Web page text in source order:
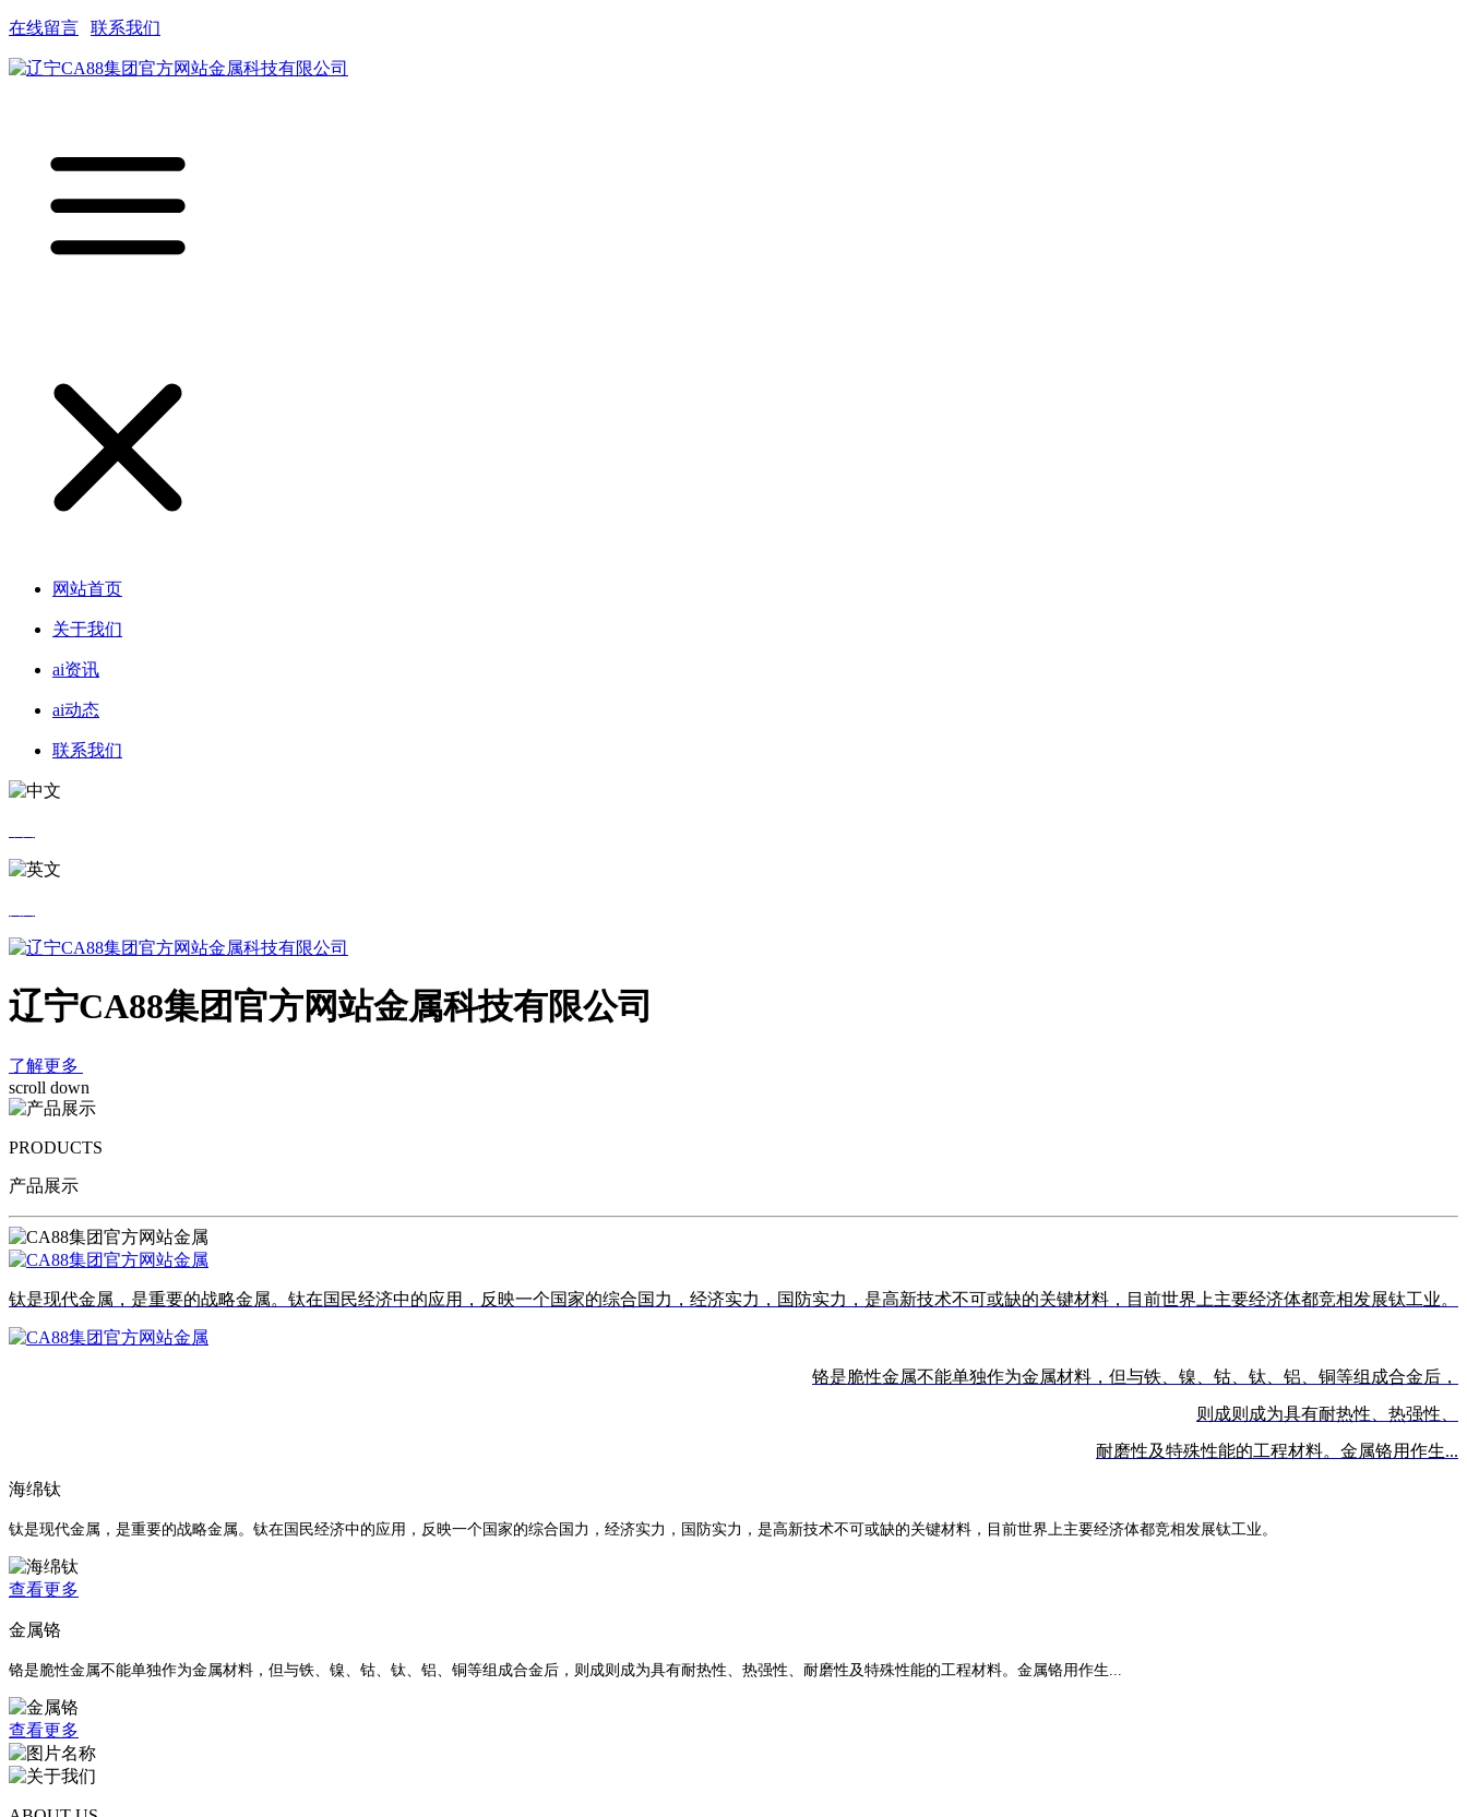
在线留言 联系我们
网站首页
关于我们
ai资讯
ai动态
联系我们
辽宁CA88集团官方网站金属科技有限公司
了解更多
scroll down
PRODUCTS
产品展示
钛是现代金属，是重要的战略金属。钛在国民经济中的应用，反映一个国家的综合国力，经济实力，国防实力，是高新技术不可或缺的关键材料，目前世界上主要经济体都竞相发展钛工业。
铬是脆性金属不能单独作为金属材料，但与铁、镍、钴、钛、铝、铜等组成合金后，
则成则成为具有耐热性、热强性、
耐磨性及特殊性能的工程材料。金属铬用作生...
海绵钛
钛是现代金属，是重要的战略金属。钛在国民经济中的应用，反映一个国家的综合国力，经济实力，国防实力，是高新技术不可或缺的关键材料，目前世界上主要经济体都竞相发展钛工业。
查看更多
金属铬
铬是脆性金属不能单独作为金属材料，但与铁、镍、钴、钛、铝、铜等组成合金后，则成则成为具有耐热性、热强性、耐磨性及特殊性能的工程材料。金属铬用作生...
查看更多